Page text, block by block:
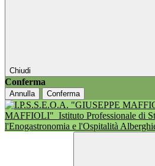
Chiudi
Conferma
Annulla Conferma
MAFFIOLI" Istituto Professionale di
l'Enogastronomia e l'Ospitalità